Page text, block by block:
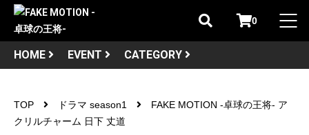
0
HOME EVENT CATEGORY
TOP ドラマ season1
FAKE MOTION -卓球の王将- ア
クリルチャーム 日下 丈道